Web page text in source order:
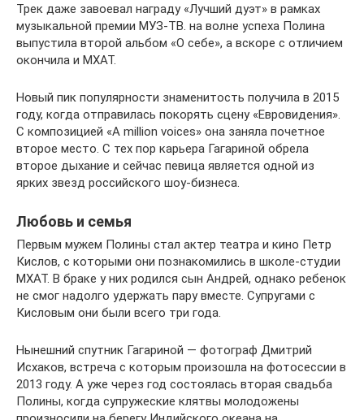
Трек даже завоевал награду «Лучший дуэт» в рамках
музыкальной премии МУЗ-ТВ. на волне успеха Полина
выпустила второй альбом «О себе», а вскоре с отличием
окончила и МХАТ.
Новый пик популярности знаменитость получила в 2015
году, когда отправилась покорять сцену «Евровидения».
С композицией «A million voices» она заняла почетное
второе место. С тех пор карьера Гагариной обрела
второе дыхание и сейчас певица является одной из
ярких звезд российского шоу-бизнеса.
Любовь и семья
Первым мужем Полины стал актер театра и кино Петр
Кислов, с которыми они познакомились в школе-студии
МХАТ. В браке у них родился сын Андрей, однако ребенок
не смог надолго удержать пару вместе. Супругами с
Кисловым они были всего три года.
Нынешний спутник Гагариной — фотограф Дмитрий
Исхаков, встреча с которым произошла на фотосессии в
2013 году. А уже через год состоялась вторая свадьба
Полины, когда супружеские клятвы молодожены